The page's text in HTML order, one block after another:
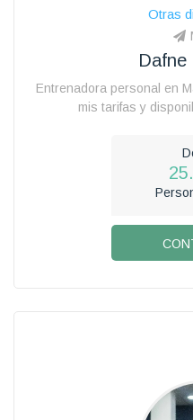
Otras
Dafne
Entrenadora personal en
mis tarifas y